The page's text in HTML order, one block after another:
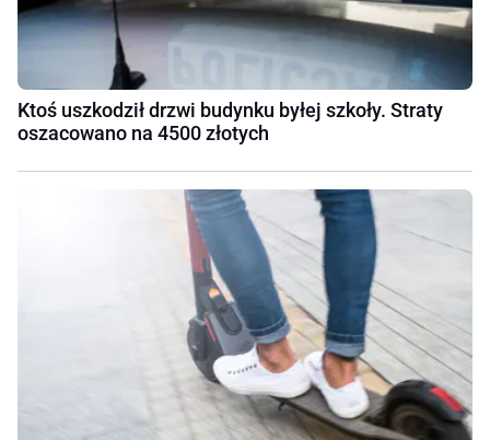
Ktoś uszkodził drzwi budynku byłej szkoły. Straty
oszacowano na 4500 złotych